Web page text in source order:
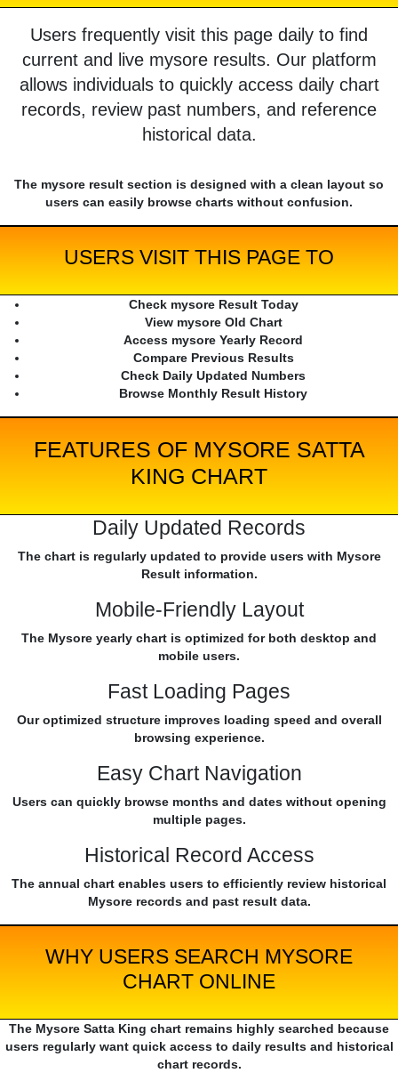
Users frequently visit this page daily to find
current and live mysore results. Our platform
allows individuals to quickly access daily chart
records, review past numbers, and reference
historical data.
The mysore result section is designed with a clean layout so
users can easily browse charts without confusion.
USERS VISIT THIS PAGE TO
Check mysore Result Today
View mysore Old Chart
Access mysore Yearly Record
Compare Previous Results
Check Daily Updated Numbers
Browse Monthly Result History
FEATURES OF MYSORE SATTA
KING CHART
Daily Updated Records
The chart is regularly updated to provide users with Mysore
Result information.
Mobile-Friendly Layout
The Mysore yearly chart is optimized for both desktop and
mobile users.
Fast Loading Pages
Our optimized structure improves loading speed and overall
browsing experience.
Easy Chart Navigation
Users can quickly browse months and dates without opening
multiple pages.
Historical Record Access
The annual chart enables users to efficiently review historical
Mysore records and past result data.
WHY USERS SEARCH MYSORE
CHART ONLINE
The Mysore Satta King chart remains highly searched because
users regularly want quick access to daily results and historical
chart records.